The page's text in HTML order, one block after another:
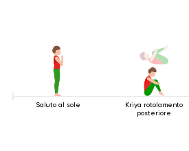
Saluto al sole
Kriya rotolamento
posteriore